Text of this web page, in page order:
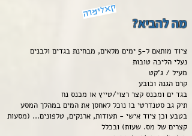
קאלימרה
מה להביא?
ציוד מותאם ל-5 ימים מלאים, מבחינת בגדים ולבנים
נעלי הליכה טובות
מעיל / ג'קט
קרם הגנה וכובע
בגד ים ומכנס קצר רצוי/טייץ או מכנס נח
תיק גב סטנדרטי בו נוכל לאחסן את המים במהלך המסע
בטבע וכן ציוד אישי - תעודות, ארנקים, טלפונים... (מסעות
קצרים של מס. שעות) ובכלל